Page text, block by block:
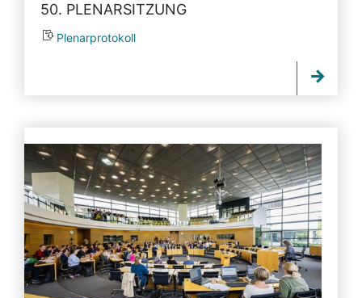
50. PLENARSITZUNG
Plenarprotokoll